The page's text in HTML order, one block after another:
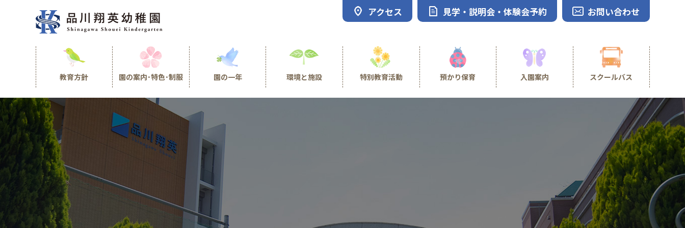
アクセス 見学・説明会・体験会予約 お問い合わせ
教育方針 園の案内･特色･制服 園の一年 環境と施設 特別教育活動 預かり保育 入園案内 スクールバス